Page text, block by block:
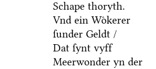
Schape thoryth.
Vnd ein Woͤkerer
ſunder Geldt /
Dat ſynt vyff
Meerwonder yn der